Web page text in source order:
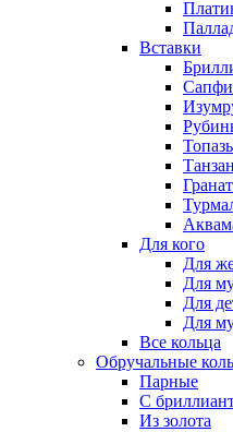
Вставки
Для кого
Для
Для
Для
Для
Все кольца
Обручальные
Парные
С
Из золота